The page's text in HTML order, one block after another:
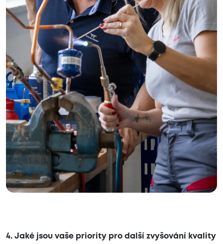
4. Jaké jsou vaše priority pro další zvyšování kvality